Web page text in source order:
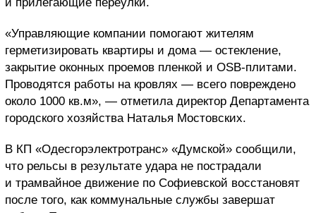
«Управляющие компании помогают жителям
герметизировать квартиры и дома — остекление,
закрытие оконных проемов пленкой и ОЅВ-плитами.
Проводятся работы на кровлях — всего повреждено
около 1000 кв.м», — отметила директор Департамента
городского хозяйства Наталья Мостовских.
В КП «Одесгорэлектротранс» «Думской» сообщили,
что рельсы в результате удара не пострадали
и трамвайное движение по Софиевской восстановят
после того, как коммунальные службы завершат